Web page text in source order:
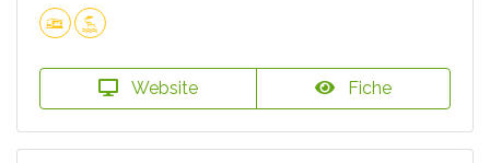
Website Fiche